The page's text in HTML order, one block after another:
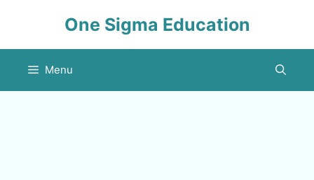
One Sigma Education
Menu